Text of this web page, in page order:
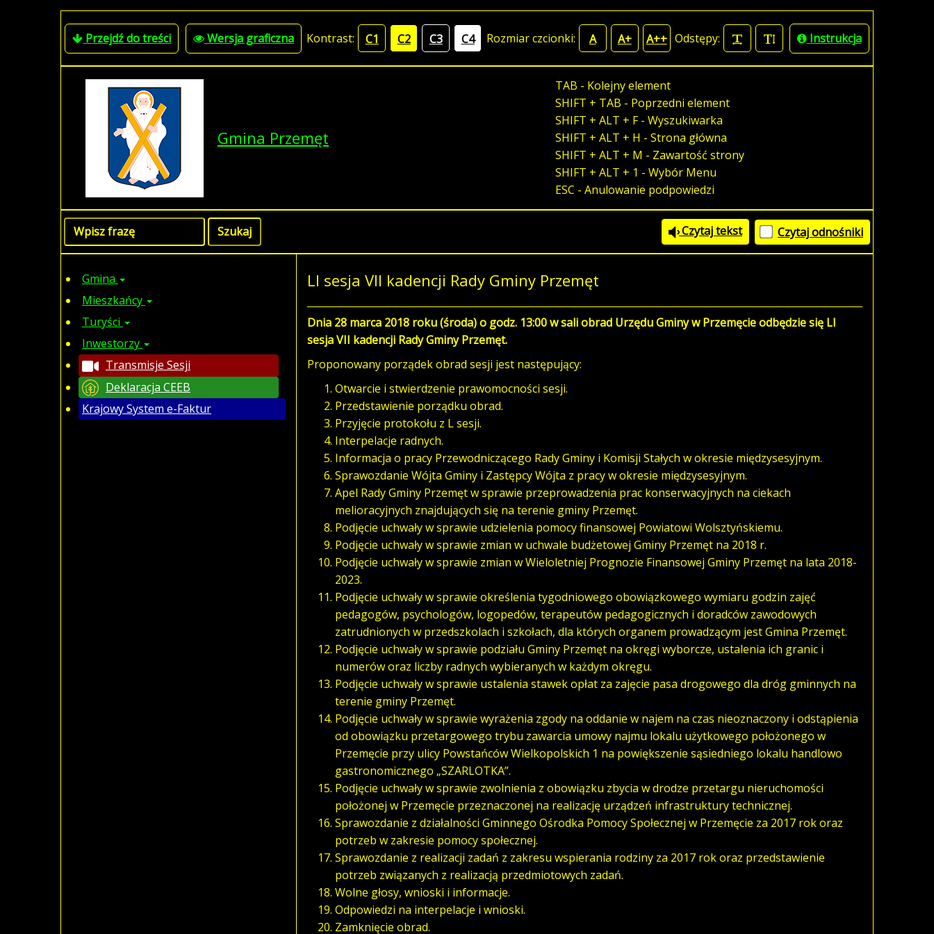
Przejdź do treści Wersja graficzna Kontrast: C1 C2 C3 C4 Rozmiar czcionki: A A+ A++ Odstępy: Instrukcja
Gmina Przemęt
TAB - Kolejny element
SHIFT + TAB - Poprzedni element
SHIFT + ALT + F - Wyszukiwarka
SHIFT + ALT + H - Strona główna
SHIFT + ALT + M - Zawartość strony
SHIFT + ALT + 1 - Wybór Menu
ESC - Anulowanie podpowiedzi
Czytaj tekst Czytaj odnośniki
Gmina
Mieszkańcy
Turyści
Inwestorzy
Transmisje Sesji
Deklaracja CEEB
Krajowy System e-Faktur
LI sesja VII kadencji Rady Gminy Przemęt
Dnia 28 marca 2018 roku (środa) o godz. 13:00w sali obrad Urzędu Gminy w Przemęcie odbędzie się LI
sesja VII kadencji Rady Gminy Przemęt.
Proponowany porządek obrad sesji jest następujący:
Otwarcie i stwierdzenie prawomocności sesji.
Przedstawienie porządku obrad.
Przyjęcie protokołu z L sesji.
Interpelacje radnych.
Informacja o pracy Przewodniczącego Rady Gminy i Komisji Stałych w okresie międzysesyjnym.
Sprawozdanie Wójta Gminy i Zastępcy Wójta z pracy w okresie międzysesyjnym.
Apel Rady Gminy Przemęt w sprawie przeprowadzenia prac konserwacyjnych na ciekach
melioracyjnych znajdujących się na terenie gminy Przemęt.
Podjęcie uchwały w sprawie udzielenia pomocy finansowej Powiatowi Wolsztyńskiemu.
Podjęcie uchwały w sprawie zmian w uchwale budżetowej Gminy Przemęt na 2018 r.
Podjęcie uchwały w sprawie zmian w Wieloletniej Prognozie Finansowej Gminy Przemęt na lata 2018-
2023.
Podjęcie uchwały w sprawie określenia tygodniowego obowiązkowego wymiaru godzin zajęć
pedagogów, psychologów, logopedów, terapeutów pedagogicznych i doradców zawodowych
zatrudnionych w przedszkolach i szkołach, dla których organem prowadzącym jest Gmina Przemęt.
Podjęcie uchwały w sprawie podziału Gminy Przemęt na okręgi wyborcze, ustalenia ich granic i
numerów oraz liczby radnych wybieranych w każdym okręgu.
Podjęcie uchwały w sprawie ustalenia stawek opłat za zajęcie pasa drogowego dla dróg gminnych na
terenie gminy Przemęt.
Podjęcie uchwały w sprawie wyrażenia zgody na oddanie w najem na czas nieoznaczony i odstąpienia
od obowiązku przetargowego trybu zawarcia umowy najmu lokalu użytkowego położonego w
Przemęcie przy ulicy Powstańców Wielkopolskich 1 na powiększenie sąsiedniego lokalu handlowo
gastronomicznego „SZARLOTKA”.
Podjęcie uchwały w sprawie zwolnienia z obowiązku zbycia w drodze przetargu nieruchomości
położonej w Przemęcie przeznaczonej na realizację urządzeń infrastruktury technicznej.
Sprawozdanie z działalności Gminnego Ośrodka Pomocy Społecznej w Przemęcie za 2017 rok oraz
potrzeb w zakresie pomocy społecznej.
Sprawozdanie z realizacji zadań z zakresu wspierania rodziny za 2017 rok oraz przedstawienie
potrzeb związanych z realizacją przedmiotowych zadań.
Wolne głosy, wnioski i informacje.
Odpowiedzi na interpelacje i wnioski.
Zamknięcie obrad.